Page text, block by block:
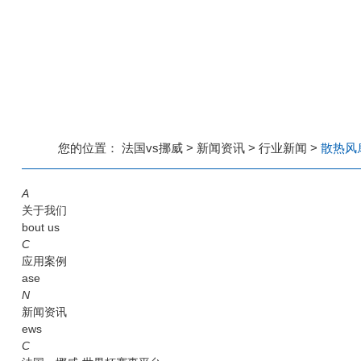
您的位置： 法国vs挪威> 新闻资讯> 行业新闻 > 散热风
A
关于我们
bout us
C
应用案例
ase
N
新闻资讯
ews
C